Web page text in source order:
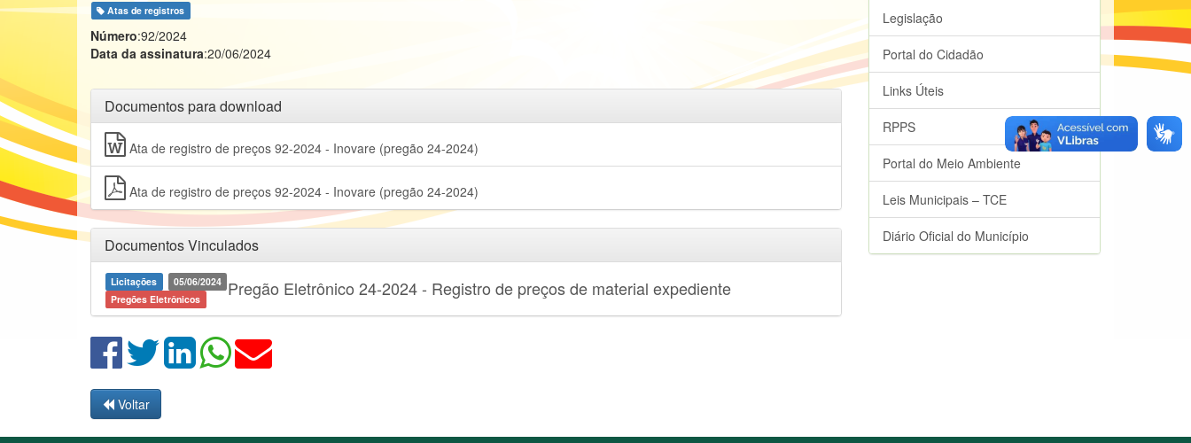
Atas de registros
Número:92/2024
Data da assinatura:20/06/2024
Documentos para download
Ata de registro de preços 92-2024 - Inovare (pregão 24-2024)
Ata de registro de preços 92-2024 - Inovare (pregão 24-2024)
Documentos Vinculados
Licitações
05/06/2024
Pregões Eletrônicos
Pregão Eletrônico 24-2024 - Registro de preços de material expediente
Voltar
Legislação
Portal do Cidadão
Links Úteis
RPPS
Portal do Meio Ambiente
Leis Municipais – TCE
Diário Oficial do Município